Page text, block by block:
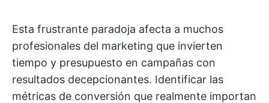
Esta frustrante paradoja afecta a muchos
profesionales del marketing que invierten
tiempo y presupuesto en campañas con
resultados decepcionantes. Identificar las
métricas de conversión que realmente importan